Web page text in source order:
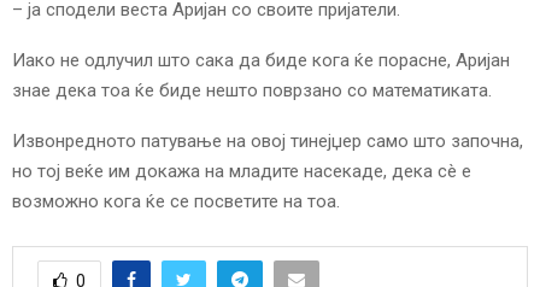
– ја сподели веста Аријан со своите пријатели.
Иако не одлучил што сака да биде кога ќе порасне, Аријан
знае дека тоа ќе биде нешто поврзано со математиката.
Извонредното патување на овој тинејџер само што започна,
но тој веќе им докажа на младите насекаде, дека сè е
возможно кога ќе се посветите на тоа.
0